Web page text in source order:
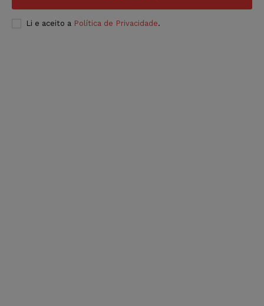
Li e aceito a Política de Privacidade.